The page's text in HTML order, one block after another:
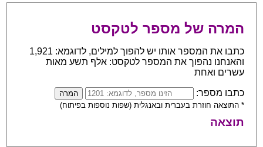
המרה של מספר לטקסט
כתבו את המספר אותו יש להפוך למילים, לדוגמא: 1,921
והאנחנו נהפוך את המספר לטקסט: אלף תשע מאות
עשרים ואחת
כתבו מספר:
* התוצאה חוזרת בעברית ובאנגלית (שפות נוספות בפיתוח)
תוצאה